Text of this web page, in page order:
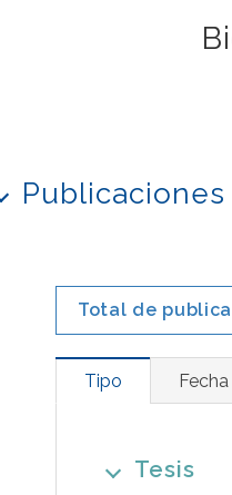
Publicaciones
Total de
Tipo Fecha
Tesis